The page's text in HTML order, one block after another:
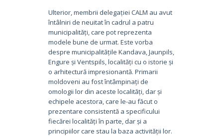
Ulterior, membrii delegației CALM au avut
întâlniri de neuitat în cadrul a patru
municipalități, care pot reprezenta
modele bune de urmat. Este vorba
despre municipalitățile Kandava, Jaunpils,
Engure și Ventspils, localități cu o istorie și
o arhitectură impresionantă. Primarii
moldoveni au fost întâmpinați de
omologii lor din aceste localități, dar și
echipele acestora, care le-au făcut o
prezentare consistentă a specificului
fiecărei localități în parte, dar și a
principiilor care stau la baza activității lor.